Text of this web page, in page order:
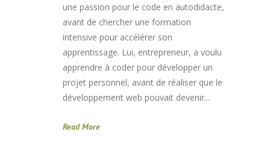
une passion pour le code en autodidacte,
avant de chercher une formation
intensive pour accélérer son
apprentissage. Lui, entrepreneur, a voulu
apprendre à coder pour développer un
projet personnel, avant de réaliser que le
développement web pouvait devenir...
Read More